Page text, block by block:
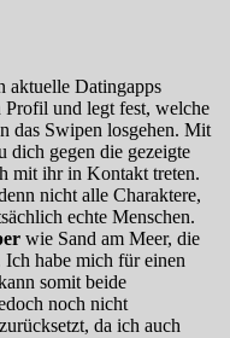
aktuelle Datingapps
Profil und legt fest, welche
das Swipen losgehen. Mit
dich gegen die gezeigte
mit ihr in Kontakt treten.
nicht alle Charaktere,
echte Menschen.
wie Sand am Meer, die
habe mich für einen
somit beide
noch nicht
da ich auch